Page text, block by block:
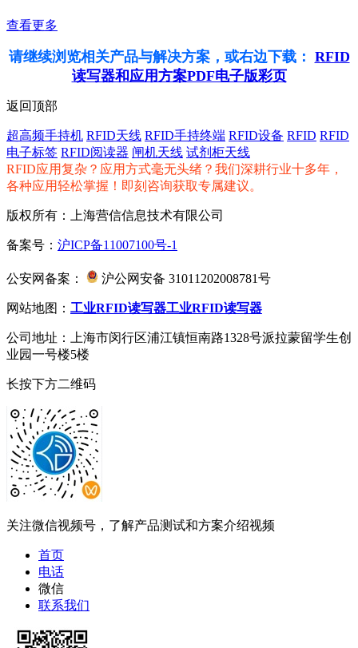
查看更多
请继续浏览相关产品与解决方案，或右边下载： RFID
读写器和应用方案PDF电子版彩页
返回顶部
超高频手持机 RFID天线 RFID手持终端 RFID设备 RFID RFID
电子标签 RFID阅读器 闸机天线 试剂柜天线
RFID应用复杂？应用方式毫无头绪？我们深耕行业十多年，
各种应用轻松掌握！即刻咨询获取专属建议。
版权所有：上海营信信息技术有限公司
备案号： 沪ICP备11007100号-1
公安网备案： 沪公网安备 31011202008781号
网站地图： 工业RFID读写器工业RFID读写器
公司地址：上海市闵行区浦江镇恒南路1328号派拉蒙留学生创
业园一号楼5楼
长按下方二维码
关注微信视频号，了解产品测试和方案介绍视频
首页
电话
微信
联系我们